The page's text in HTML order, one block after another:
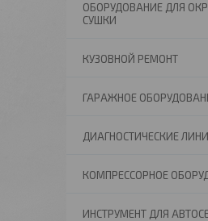
ОБОРУДОВАНИЕ ДЛЯ
СУШКИ
КУЗОВНОЙ РЕМОНТ
ГАРАЖНОЕ
ДИАГНОСТИЧЕСКИЕ
КОМПРЕССОРНОЕ
ИНСТРУМЕНТ ДЛЯ